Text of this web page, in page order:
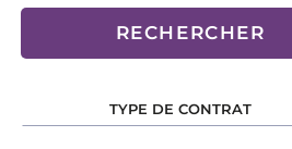
RECHERCHER
TYPE DE CONTRAT